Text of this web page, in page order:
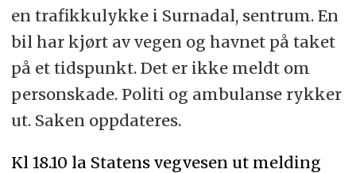
en trafikkulykke i Surnadal, sentrum. En
bil har kjørt av vegen og havnet på taket
på et tidspunkt. Det er ikke meldt om
personskade. Politi og ambulanse rykker
ut. Saken oppdateres.
Kl 18.10 la Statens vegvesen ut melding